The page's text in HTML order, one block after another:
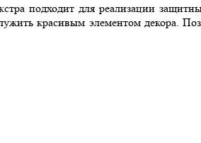
подходит для реализации
красивым элементом декора.